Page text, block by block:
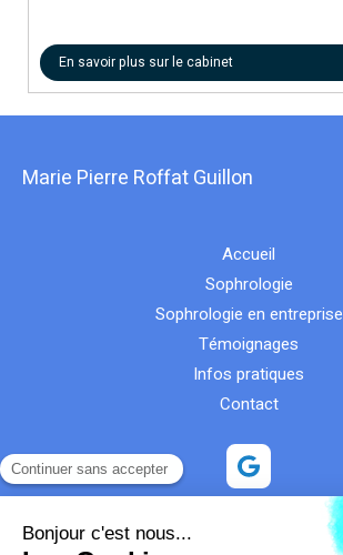
En savoir plus sur le cabinet
Marie Pierre Roffat Guillon
Accueil
Sophrologie
Sophrologie en entreprise
Témoignages
Infos pratiques
Contact